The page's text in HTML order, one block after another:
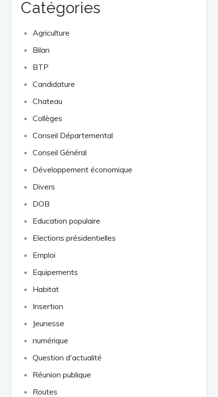
Catégories
Agriculture
Bilan
BTP
Candidature
Chateau
Collèges
Conseil Départemental
Conseil Général
Développement économique
Divers
DOB
Education populaire
Elections présidentielles
Emploi
Equipements
Habitat
Insertion
Jeunesse
numérique
Question d'actualité
Réunion publique
Routes